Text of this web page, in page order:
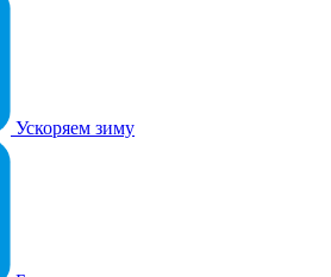
Ускоряем зиму